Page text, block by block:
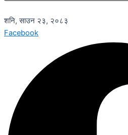
शनि, साउन २३, २०८३
Facebook